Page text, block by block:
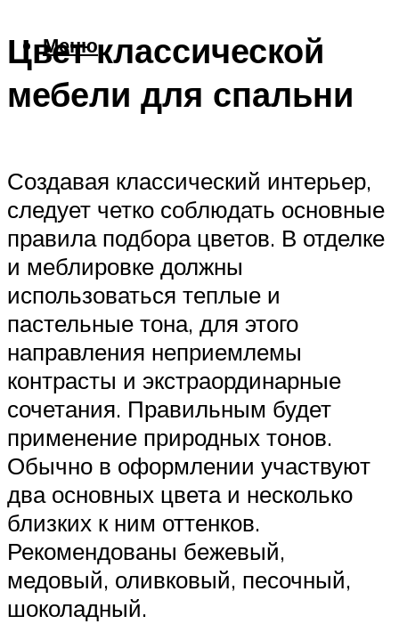
Меню
Цвет классической
мебели для спальни
Создавая классический интерьер,
следует четко соблюдать основные
правила подбора цветов. В отделке
и меблировке должны
использоваться теплые и
пастельные тона, для этого
направления неприемлемы
контрасты и экстраординарные
сочетания. Правильным будет
применение природных тонов.
Обычно в оформлении участвуют
два основных цвета и несколько
близких к ним оттенков.
Рекомендованы бежевый,
медовый, оливковый, песочный,
шоколадный.